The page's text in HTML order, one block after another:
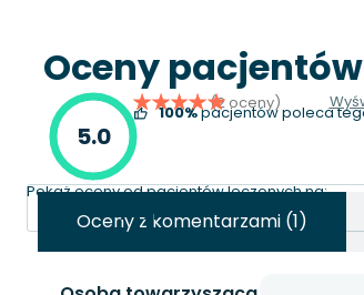
Oceny pacjentów
5.0
(2 oceny)
100%pacjentów poleca
Pokaż oceny od pacjentów leczonych na:
Oceny z komentarzami (1)